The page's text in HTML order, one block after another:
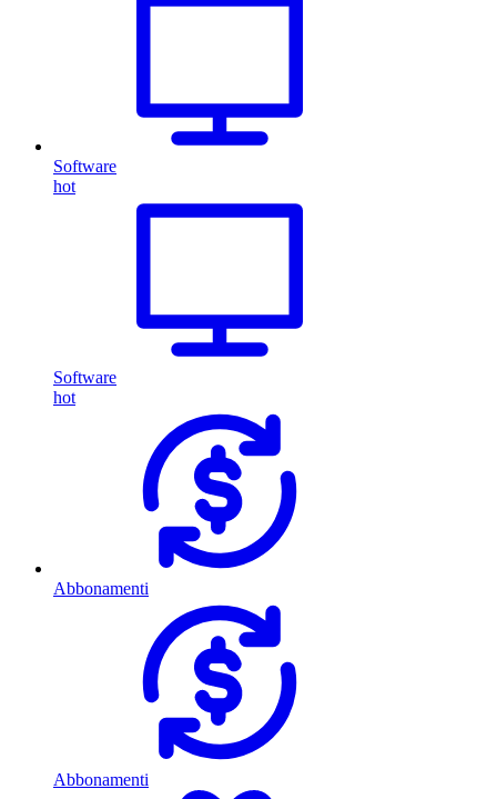
Software
hot
Software
hot
Abbonamenti
Abbonamenti